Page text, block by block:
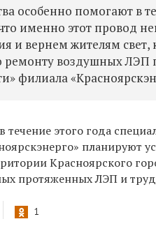
особенно помогают в
именно этот провод
и вернем жителям свет,
ремонту воздушных ЛЭП
филиала
течение этого года
планируют
Красноярского
протяженных ЛЭП и
1